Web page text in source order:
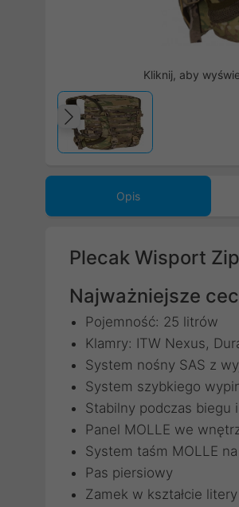
Kliknij, aby
Poprzedni
Opis
Plecak Wisport
Najważniejsze
Pojemność: 25 litrów
Klamry: ITW Nexus,
System nośny SAS z
System szybkiego
Stabilny podczas biegu i
Panel MOLLE we
System taśm MOLLE
Pas piersiowy
Zamek w kształcie